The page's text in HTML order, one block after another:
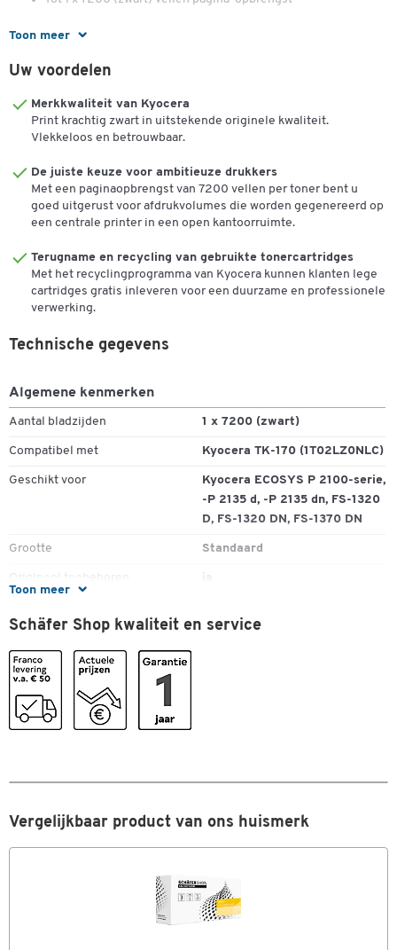
Toon meer
Kan gebruikt worden in:
Kyocera ECOSYS P 2100 serie, -P 2135 d, -P 2135 dn, FS-1320 D,
Uw voordelen
Merkkwaliteit van Kyocera
Print krachtig zwart in uitstekende originele kwaliteit.
Vlekkeloos en betrouwbaar.
De juiste keuze voor ambitieuze drukkers
Met een paginaopbrengst van 7200 vellen per toner bent u
goed uitgerust voor afdrukvolumes die worden gegenereerd op
een centrale printer in een open kantoorruimte.
Terugname en recycling van gebruikte tonercartridges
Met het recyclingprogramma van Kyocera kunnen klanten lege
cartridges gratis inleveren voor een duurzame en professionele
verwerking.
Toon meer
Technische gegevens
Algemene kenmerken
Aantal bladzijden 1 x 7200 (zwart)
Compatibel met Kyocera TK-170 (1T02LZ0NLC)
Geschikt voor
Kyocera ECOSYS P 2100-serie,
-P 2135 d, -P 2135 dn, FS-1320
D, FS-1320 DN, FS-1370 DN
Grootte Standaard
Origineel toebehoren
Type
Kleuren
Kleur
Schäfer Shop kwaliteit en service
Vergelijkbaar product van ons huismerk